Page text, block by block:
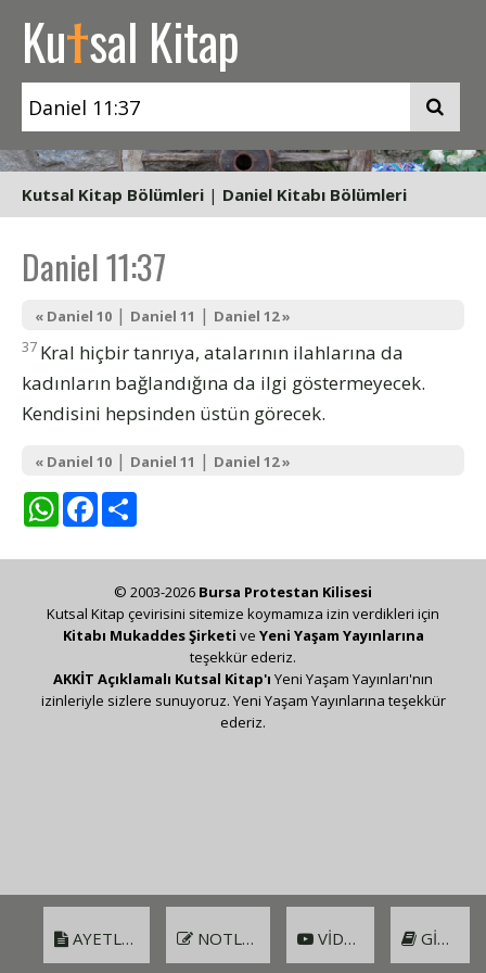
Kutsal Kitap
Kutsal Kitap Bölümleri | Daniel Kitabı Bölümleri
Daniel 11:37
« Daniel 10 | Daniel 11 | Daniel 12 »
37 Kral hiçbir tanrıya, atalarının ilahlarına da
kadınların bağlandığına da ilgi göstermeyecek.
Kendisini hepsinden üstün görecek.
« Daniel 10 | Daniel 11 | Daniel 12 »
WhatsAppFacebook
AYETLER NOTLAR VIDEO GIRIŞ
© 2003-2026 Bursa Protestan Kilisesi
Kutsal Kitap çevirisini sitemize koymamıza izin verdikleri için
Kitabı Mukaddes Şirketi ve Yeni Yaşam Yayınlarına
teşekkür ederiz.
AKKİT Açıklamalı Kutsal Kitap'ı Yeni Yaşam Yayınları'nın
izinleriyle sizlere sunuyoruz. Yeni Yaşam Yayınlarına teşekkür
ederiz.